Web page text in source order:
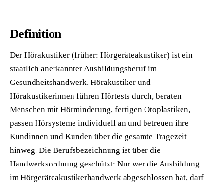
Definition
Der Hörakustiker (früher: Hörgeräteakustiker) ist ein
staatlich anerkannter Ausbildungsberuf im
Gesundheitshandwerk. Hörakustiker und
Hörakustikerinnen führen Hörtests durch, beraten
Menschen mit Hörminderung, fertigen Otoplastiken,
passen Hörsysteme individuell an und betreuen ihre
Kundinnen und Kunden über die gesamte Tragezeit
hinweg. Die Berufsbezeichnung ist über die
Handwerksordnung geschützt: Nur wer die Ausbildung
im Hörgeräteakustikerhandwerk abgeschlossen hat, darf